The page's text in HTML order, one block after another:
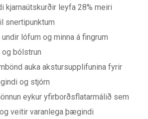
kjarnaútskurðir leyfa 28% meiri
snertipunktum
lófum og minna á fingrum
og bólstrun
auka akstursupplifunina fyrir
og stjórn
eykur yfirborðsflatarmálið sem
veitir varanlega þægindi